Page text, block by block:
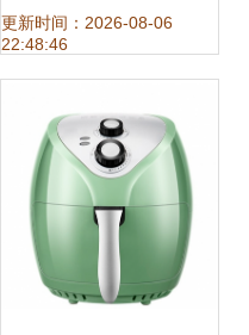
推荐
更新时间：2026-08-06
22:48:46